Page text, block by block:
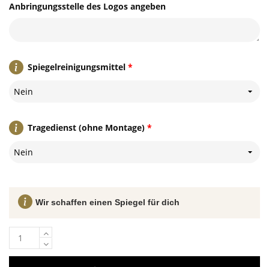
Anbringungsstelle des Logos angeben
*
Spiegelreinigungsmittel
Nein
*
Tragedienst (ohne Montage)
Nein
Wir schaffen einen Spiegel für dich